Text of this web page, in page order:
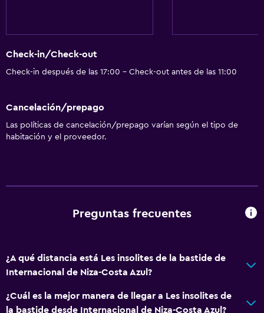
Check-in/Check-out
Check-in después de las 17:00 - Check-out antes de las 11:00
Cancelación/prepago
Las políticas de cancelación/prepago varían según el tipo de
habitación y el proveedor.
Preguntas frecuentes
¿A qué distancia está Les insolites de la bastide de
Internacional de Niza-Costa Azul?
¿Cuál es la mejor manera de llegar a Les insolites de
la bastide desde Internacional de Niza-Costa Azul?